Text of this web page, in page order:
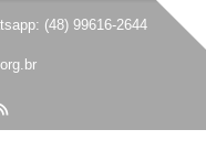
(48) 99616-2644